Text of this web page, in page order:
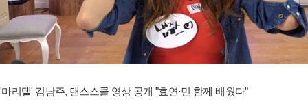
'마리텔' 김남주, 댄스스쿨 영상 공개 "효연·민 함께 배웠다"